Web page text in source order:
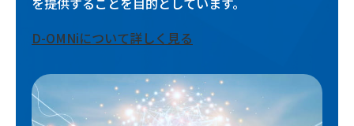
D-OMNiについて詳しく見る